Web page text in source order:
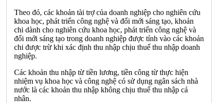
Theo đó, các khoản tài trợ của doanh nghiệp cho nghiên cứu
khoa học, phát triển công nghệ và đổi mới sáng tạo, khoản
chi dành cho nghiên cứu khoa học, phát triển công nghệ và
đổi mới sáng tạo trong doanh nghiệp được tính vào các khoản
chi được trừ khi xác định thu nhập chịu thuế thu nhập doanh
nghiệp.
Các khoản thu nhập từ tiền lương, tiền công từ thực hiện
nhiệm vụ khoa học và công nghệ có sử dụng ngân sách nhà
nước là các khoản thu nhập không chịu thuế thu nhập cá
nhân.